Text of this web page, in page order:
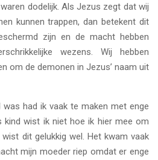
dodelijk. Als Jezus zegt dat wij
kunnen trappen, dan betekent dit
zijn en de macht hebben
wezens. Wij hebben
om de demonen in Jezus’ naam uit
was had ik vaak te maken met enge
kind wist ik niet hoe ik hier mee om
dit gelukkig wel. Het kwam vaak
mijn moeder riep omdat er enge